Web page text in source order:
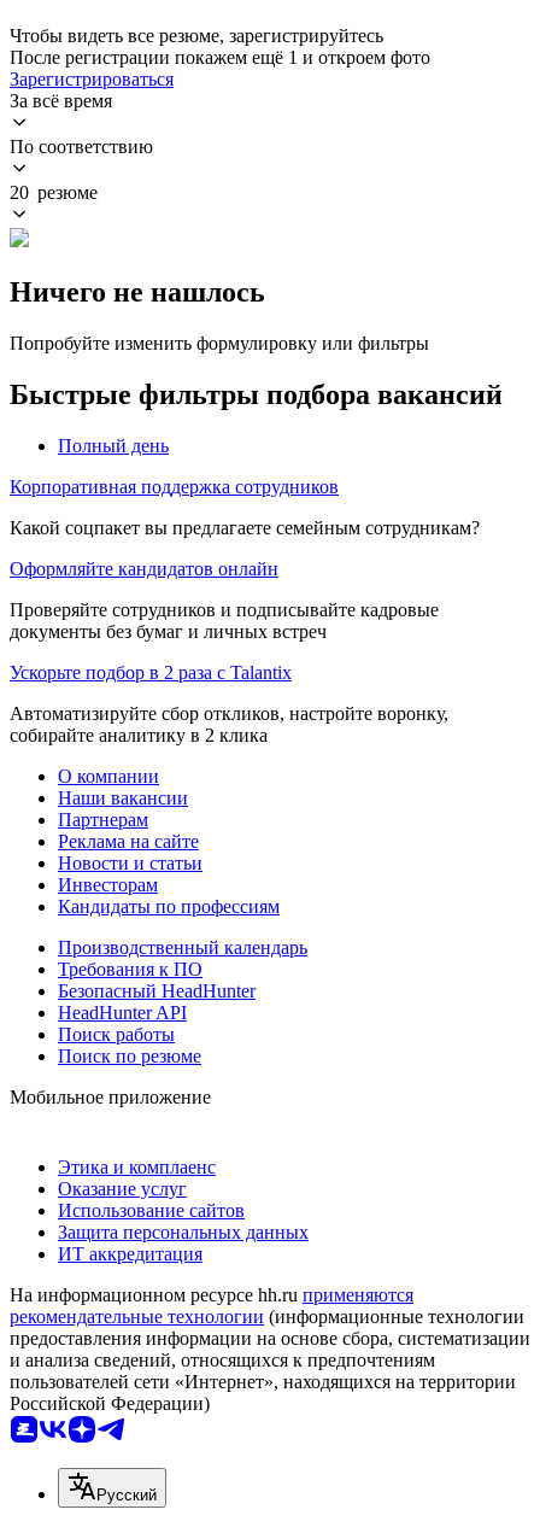
Чтобы видеть все резюме, зарегистрируйтесь
После регистрации покажем ещё 1 и откроем фото
Зарегистрироваться
За всё время
По соответствию
20 резюме
Ничего не нашлось
Попробуйте изменить формулировку или фильтры
Быстрые фильтры подбора вакансий
Полный день
Корпоративная поддержка сотрудников
Какой соцпакет вы предлагаете семейным сотрудникам?
Оформляйте кандидатов онлайн
Проверяйте сотрудников и подписывайте кадровые
документы без бумаг и личных встреч
Ускорьте подбор в 2 раза с Talantix
Автоматизируйте сбор откликов, настройте воронку,
собирайте аналитику в 2 клика
О компании
Наши вакансии
Партнерам
Реклама на сайте
Новости и статьи
Инвесторам
Кандидаты по профессиям
Производственный календарь
Требования к ПО
Безопасный HeadHunter
HeadHunter API
Поиск работы
Поиск по резюме
Мобильное приложение
Этика и комплаенс
Оказание услуг
Использование сайтов
Защита персональных данных
ИТ аккредитация
На информационном ресурсе hh.ru применяются
рекомендательные технологии (информационные технологии
предоставления информации на основе сбора, систематизации
и анализа сведений, относящихся к предпочтениям
пользователей сети «Интернет», находящихся на территории
Российской Федерации)
Русский